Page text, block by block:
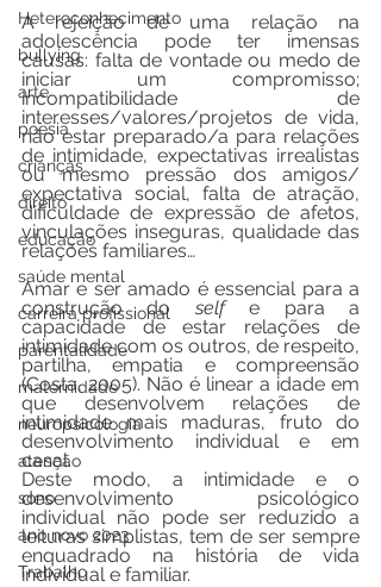
Heteroconhecimento
bullying
arte
poesia
crianças
direito
educação
saúde mental
carreira profissional
parentalidade
maternidade
neuropsicologia
atenção
sono
ano novo 2023
Trabalho
A rejeição de uma relação na
adolescência pode ter imensas
causas: falta de vontade ou medo de
iniciar um compromisso;
incompatibilidade de
interesses/valores/projetos de vida,
não estar preparado/a para relações
de intimidade, expectativas irrealistas
ou mesmo pressão dos amigos/
expectativa social, falta de atração,
dificuldade de expressão de afetos,
vinculações inseguras, qualidade das
relações familiares…
Amar e ser amado é essencial para a
construção do self e para a
capacidade de estar relações de
intimidade com os outros, de respeito,
partilha, empatia e compreensão
(Costa, 2005). Não é linear a idade em
que desenvolvem relações de
intimidade mais maduras, fruto do
desenvolvimento individual e em
casal.
Deste modo, a intimidade e o
desenvolvimento psicológico
individual não pode ser reduzido a
leituras simplistas, tem de ser sempre
enquadrado na história de vida
individual e familiar.